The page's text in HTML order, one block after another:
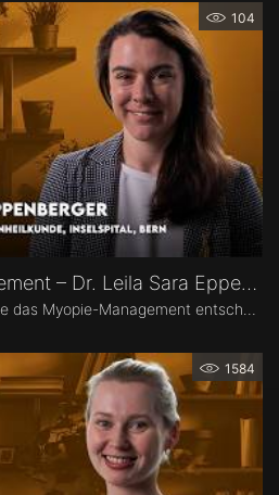
104
KI im Myopie-Management – Dr. Leila Sara Eppenberger
1584